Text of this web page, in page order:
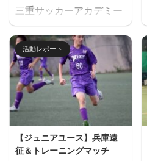
三重サッカーアカデミー
ジュニアユース（中学生
のチーム）の２０２７年
度の新入団選手対象の体
験練習会を開催します。
ご興味のある方はぜひご
参加ください。体験練習
会を通して進路の選択肢
の一つとしてご検討いた
だければと思います。体
験会のお申込みはページ
活動レポート
【ジュニアユース】兵庫遠
征＆トレーニングマッチ